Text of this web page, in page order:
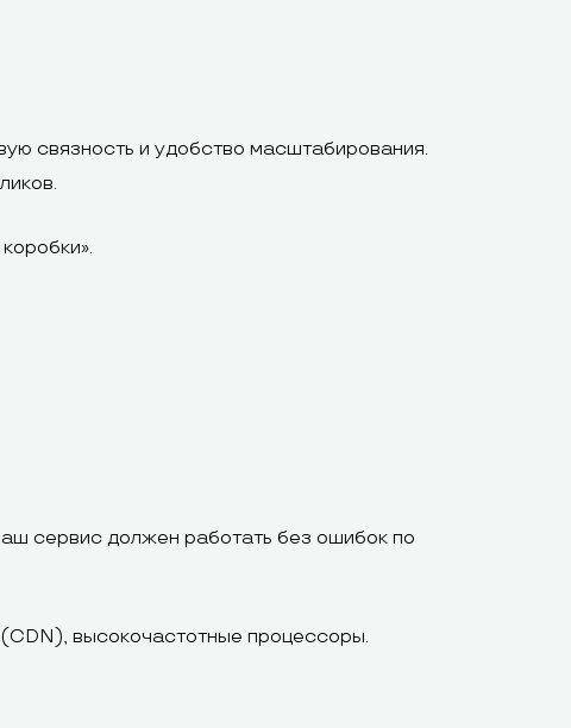
связность и удобство масштабирования.
сервис должен работать без ошибок по
высокочастотные процессоры.